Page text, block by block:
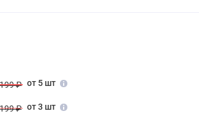
199 ₽ от 5 шт
199 ₽ от 3 шт